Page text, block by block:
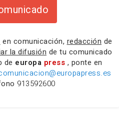
en comunicación, redacción de
la difusión de tu comunicado
de europa press , ponte en
913592600